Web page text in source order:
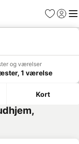
Favoritter
Log ind
og værelser
1 værelse
Kort